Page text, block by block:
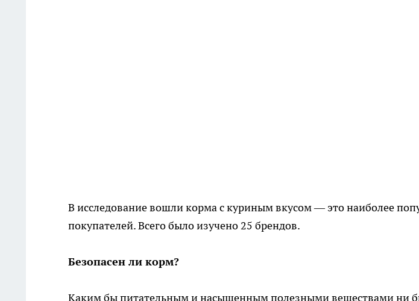
В исследование вошли корма с куриным вкусом — это наиболее
покупателей. Всего было изучено 25 брендов.
Безопасен ли корм?
Каким бы питательным и насыщенным полезными веществами ни